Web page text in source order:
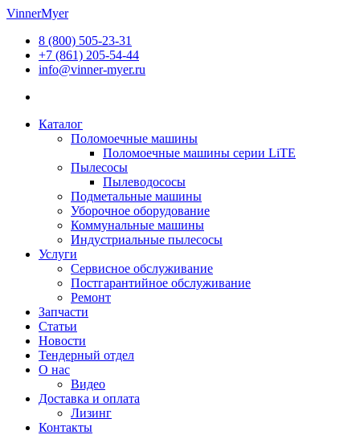
Перейти
содержимому
VinnerMyer
8 (800) 505-23-31
+7 (861) 205-54-44
info@vinner-myer.ru
Каталог
Поломоечные машины
Поломоечные машины серии LiTE
Пылесосы
Пылеводососы
Подметальные машины
Уборочное оборудование
Коммунальные машины
Индустриальные пылесосы
Услуги
Сервисное обслуживание
Постгарантийное обслуживание
Ремонт
Запчасти
Статьи
Новости
Тендерный отдел
О нас
Видео
Доставка и оплата
Лизинг
Контакты